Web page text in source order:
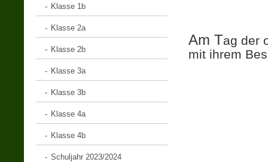
Klasse 1b
Klasse 2a
Klasse 2b
Klasse 3a
Klasse 3b
Klasse 4a
Klasse 4b
Schuljahr 2023/2024
Am Tag der
mit ihrem